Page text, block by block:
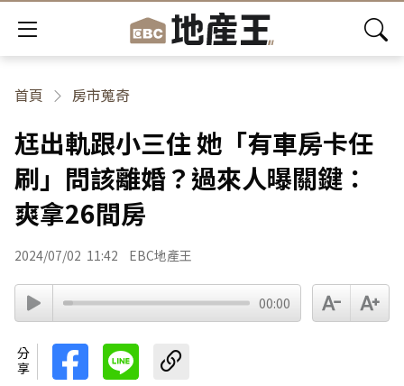
首頁 房市蒐奇
尪出軌跟小三住 她「有車房卡任
刷」問該離婚？過來人曝關鍵：
爽拿26間房
2024/07/02 11:42 EBC地產王
00:00
分享